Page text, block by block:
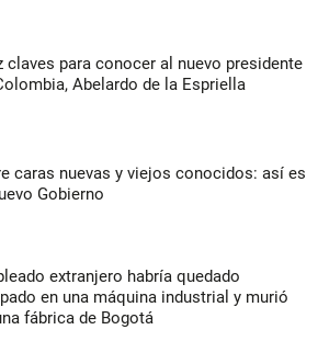
claves para conocer al nuevo presidente
Abelardo de la Espriella
caras nuevas y viejos conocidos: así es
Gobierno
extranjero habría quedado
en una máquina industrial y murió
fábrica de Bogotá